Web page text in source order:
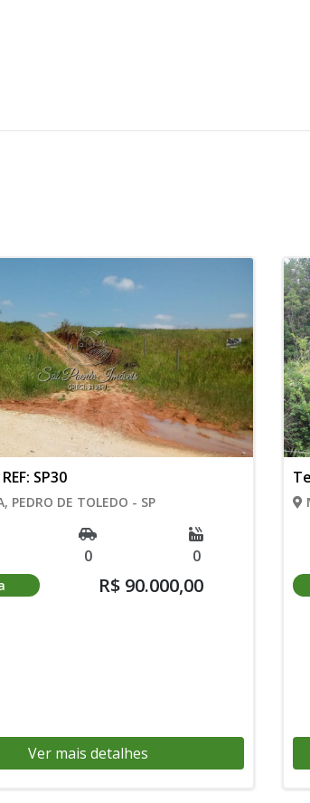
SP30
PEDRO DE TOLEDO - SP
0 0
R$ 90.000,00
Ver mais detalhes